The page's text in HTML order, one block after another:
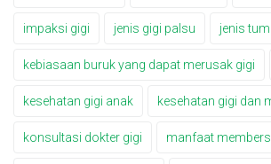
impaksi gigi jenis gigi palsu jenis
kebiasaan buruk yang dapat merusak gigi
kesehatan gigi anak kesehatan gigi dan
konsultasi dokter gigi manfaat